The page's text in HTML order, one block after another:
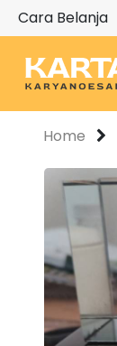
Cara Belanja
Home